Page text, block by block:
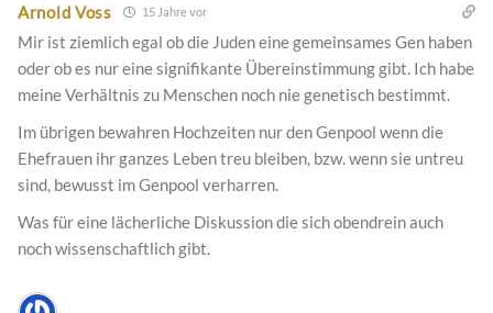
Arnold Voss 15 Jahre vor
Mir ist ziemlich egal ob die Juden eine gemeinsames Gen haben
oder ob es nur eine signifikante Übereinstimmung gibt. Ich habe
meine Verhältnis zu Menschen noch nie genetisch bestimmt.
Im übrigen bewahren Hochzeiten nur den Genpool wenn die
Ehefrauen ihr ganzes Leben treu bleiben, bzw. wenn sie untreu
sind, bewusst im Genpool verharren.
Was für eine lächerliche Diskussion die sich obendrein auch
noch wissenschaftlich gibt.